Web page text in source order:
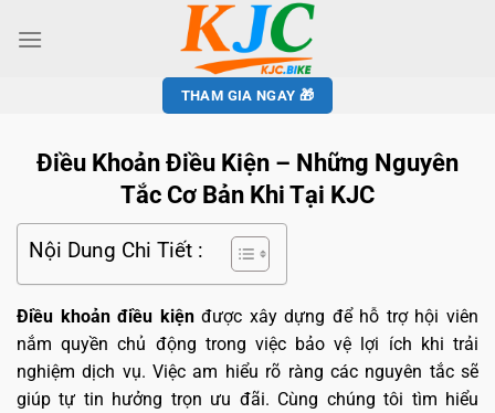
THAM GIA NGAY 🎁
Điều Khoản Điều Kiện – Những Nguyên
Tắc Cơ Bản Khi Tại KJC
Nội Dung Chi Tiết :
Điều khoản điều kiệnđược xây dựng để hỗ trợ hội viên
nắm quyền chủ động trong việc bảo vệ lợi ích khi trải
nghiệm dịch vụ. Việc am hiểu rõ ràng các nguyên tắc sẽ
giúp tự tin hưởng trọn ưu đãi. Cùng chúng tôi tìm hiểu